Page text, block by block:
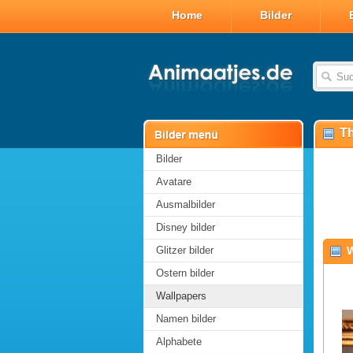
Home Bilder
Bilder
Avatare
Ausmalbilder
Disney bilder
Glitzer bilder
Ostern bilder
Wallpapers
Namen bilder
Alphabete